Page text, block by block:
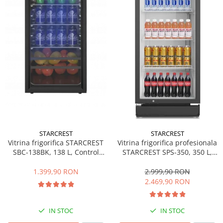
Cuptoare cu microunde
Cuptoare cu microunde
Hote de bucatarie
Incorporabile
Aparate frigorifice incorporabile
Plite incorporabile
Masini spalat vase
Plite standard
Vitrine frigorifice
STARCREST
Vitrina frigorifica STARCREST
SBC-138BK, 138 L, Control
cm, Negru
1.399,90 RON
IN STOC
STARCREST
Vitrina frigorifica profesionala
STARCREST SPS-350, 350 L,
LED, H 194.5 cm, Negru
2.999,90 RON
2.469,90 RON
IN STOC